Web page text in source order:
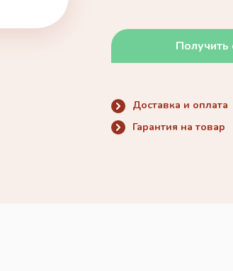
Доставка и оплата
Гарантия на товар